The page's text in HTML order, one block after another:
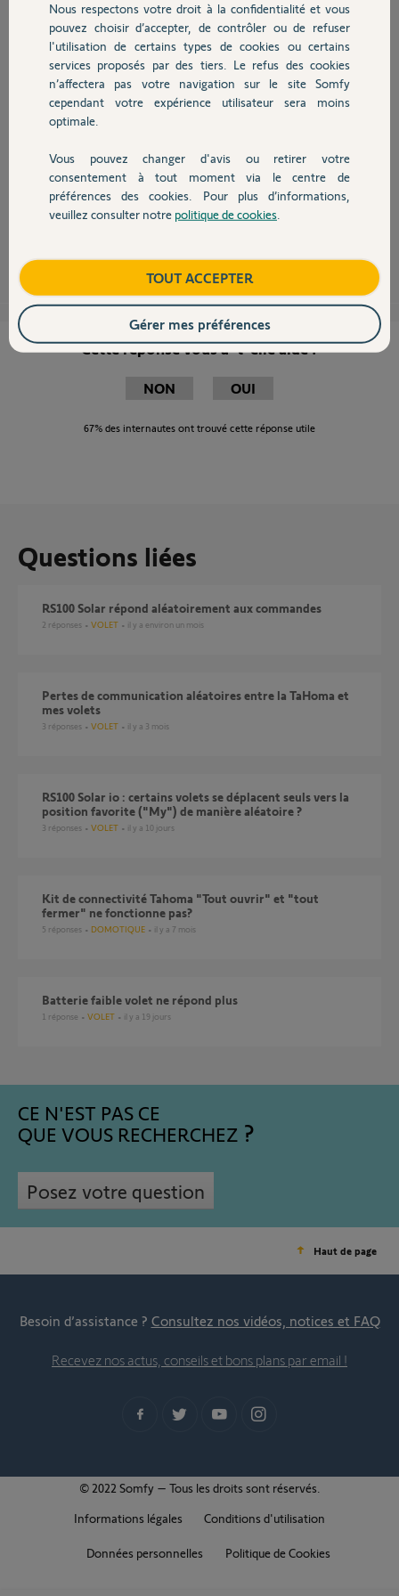
Chauffage
Autres produits
Devis avec un pro
Contact
il y a presque 9 ans
Participer au fil de discussion
Si les volets n'ont pas de points durs mécaniques, il restera donc un
problème électronique interne aux moteurs.
La solution:, si vous pouvez le faire, il faudra démonter la carte
électronique trouver le composant défectueux et le remplacer.
Cette réponse vous a-t-elle aidé ?
NON OUI
67% des internautes ont trouvé cette réponse utile
Questions liées
RS100 Solar répond aléatoirement aux commandes
2 réponses VOLET il y a environ un mois
Pertes de communication aléatoires entre la TaHoma et
mes volets
3 réponses VOLET il y a 3 mois
RS100 Solar io : certains volets se déplacent seuls vers la
position favorite ("My") de manière aléatoire ?
3 réponses VOLET il y a 10 jours
Kit de connectivité Tahoma "Tout ouvrir" et "tout
fermer" ne fonctionne pas?
5 réponses DOMOTIQUE il y a 7 mois
Batterie faible volet ne répond plus
1 réponse VOLET il y a 19 jours
CE N'EST PAS CE
QUE VOUS RECHERCHEZ
Posez votre question
Haut de page
Besoin d’assistance ? Consultez nos vidéos, notices et FAQ
Recevez nos actus, conseils et bons plans par email !
© 2022 Somfy – Tous les droits sont réservés.
Informations légales
Conditions d'utilisation
Données personnelles Politique de Cookies
Nous respectons votre droit à la confidentialité et vous
pouvez choisir d’accepter, de contrôler ou de refuser
l'utilisation de certains types de cookies ou certains
services proposés par des tiers. Le refus des cookies
n’affectera pas votre navigation sur le site Somfy
cependant votre expérience utilisateur sera moins
optimale.
Vous pouvez changer d'avis ou retirer votre
consentement à tout moment via le centre de
préférences des cookies. Pour plus d’informations,
veuillez consulter notre politique de cookies
TOUT ACCEPTER
Gérer mes préférences